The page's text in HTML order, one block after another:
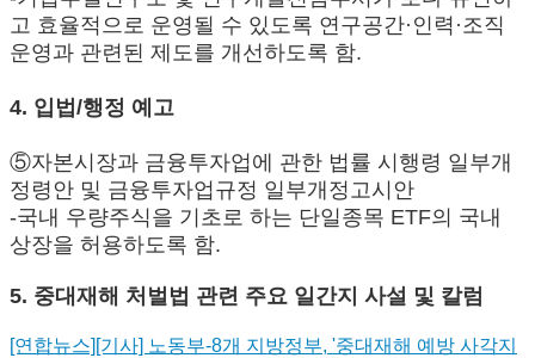
고 효율적으로 운영될 수 있도록 연구공간·인력·조직
운영과 관련된 제도를 개선하도록 함.
4. 입법/행정 예고
⑤자본시장과 금융투자업에 관한 법률 시행령 일부개
정령안 및 금융투자업규정 일부개정고시안
-국내 우량주식을 기초로 하는 단일종목 ETF의 국내
상장을 허용하도록 함.
5. 중대재해 처벌법 관련 주요 일간지 사설 및 칼럼
[연합뉴스][기사] 노동부-8개 지방정부, '중대재해 예방 사각지